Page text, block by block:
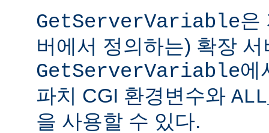
GetServerVariable은
버에서 정의하는) 확장
GetServerVariable에
파치 CGI 환경변수와
을 사용할 수 있다.